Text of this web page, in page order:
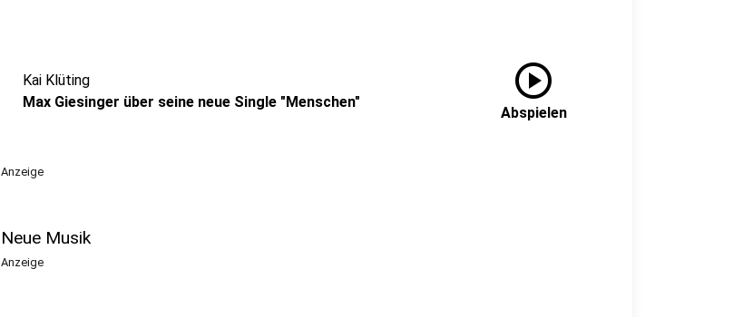
Kai Klüting
Max Giesinger über seine neue Single "Menschen"
play_circle
Abspielen
Anzeige
Neue Musik
Anzeige